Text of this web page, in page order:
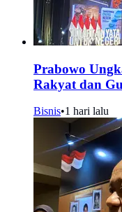
Prabowo
Rakyat dan
Bisnis•1 hari lalu